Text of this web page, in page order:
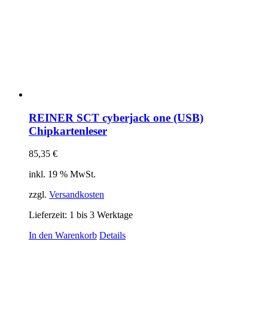
REINER SCT cyberjack one (USB)
Chipkartenleser
85,35 €
inkl. 19 % MwSt.
zzgl. Versandkosten
Lieferzeit: 1 bis 3 Werktage
In den Warenkorb Details